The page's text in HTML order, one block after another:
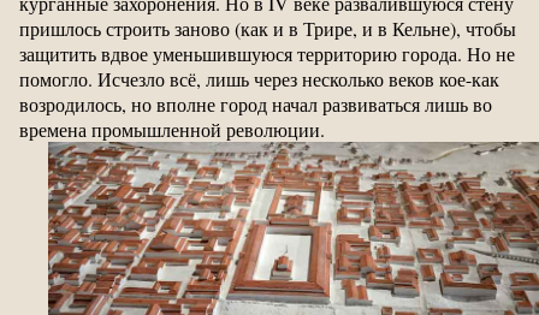
пришлось строить заново (как и в Трире, и в Кельне), чтобы
защитить вдвое уменьшившуюся территорию города. Но не
помогло. Исчезло всё, лишь через несколько веков кое-как
возродилось, но вполне город начал развиваться лишь во
времена промышленной революции.